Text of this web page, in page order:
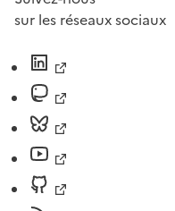
sur les réseaux sociaux